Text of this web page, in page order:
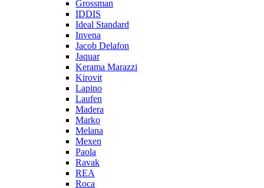
Grossman
IDDIS
Ideal Standard
Invena
Jacob Delafon
Jaquar
Kerama Marazzi
Kirovit
Lapino
Laufen
Madera
Marko
Melana
Mexen
Paola
Ravak
REA
Roca